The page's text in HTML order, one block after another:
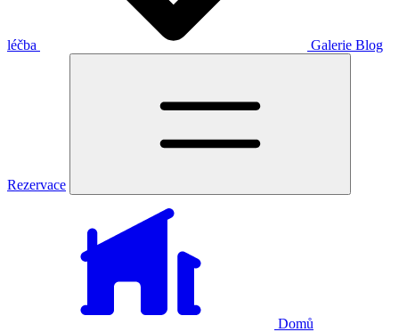
léčba Galerie Blog
Rezervace
Domů